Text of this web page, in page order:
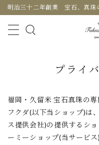
明治三十二年創業 宝石、真珠
プライ
福岡・久留米 宝石真珠の
フクダ(以下当ショップ)は、
ス提供会社)の提供するシ
ーミーショップ(当サービ